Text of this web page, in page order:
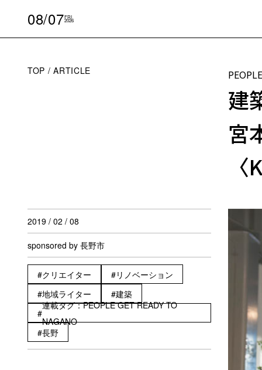
08/07FRI
2026
TOP ARTICLE
建
宮
2019 / 02 / 08
sponsored by 長野市
クリエイター
リノベーション
地域ライター
建築
連載タグ：PEOPLE GET READY TO
NAGANO
長野